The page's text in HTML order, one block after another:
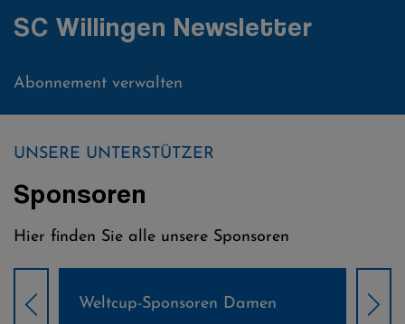
SC Willingen Newsletter
Abonnement verwalten
UNSERE UNTERSTÜTZER
Sponsoren
Hier finden Sie alle unsere Sponsoren
Weltcup-Sponsoren Damen